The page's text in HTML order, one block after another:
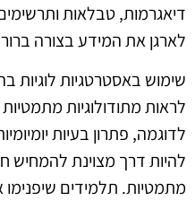
דיאגרמות, טבלאות
לארגן את המידע בצורה
שימוש באסטרטגיות לוגיות
לראות מתודולוגיות
לדוגמה, פתרון בעיות
להיות דרך מצוינת להמחיש
מתמטיות. תלמידים שיפנימו